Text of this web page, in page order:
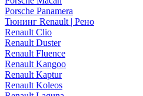
Porsche Panamera
Тюнинг Renault | Рено
Renault Clio
Renault Duster
Renault Fluence
Renault Kangoo
Renault Kaptur
Renault Koleos